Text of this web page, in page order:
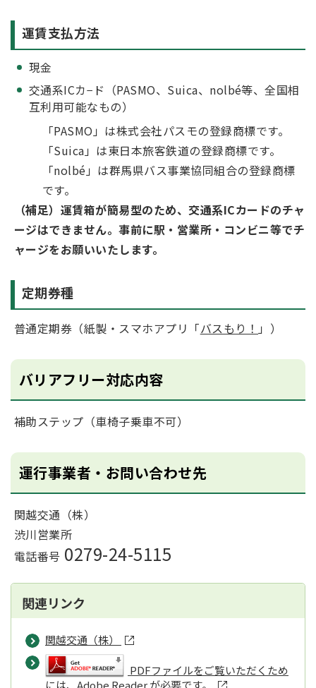
運賃支払方法
現金
交通系ICカ−ド（PASMO、Suica、nolbé等、全国相
互利用可能なもの）
「PASMO」は株式会社パスモの登録商標です。
「Suica」は東日本旅客鉄道の登録商標です。
「nolbé」は群馬県バス事業協同組合の登録商標
です。
（補足）運賃箱が簡易型のため、交通系ICカードのチャ
ージはできません。事前に駅・営業所・コンビニ等でチ
ャージをお願いいたします。
定期券種
普通定期券（紙製・スマホアプリ「バスもり！ 」）
バリアフリー対応内容
補助ステップ（車椅子乗車不可）
運行事業者・お問い合わせ先
関越交通（株）
渋川営業所
電話番号 0279-24-5115
関連リンク
関越交通（株）
PDFファイルをご覧いただくため
には、Adobe Reader が必要です。